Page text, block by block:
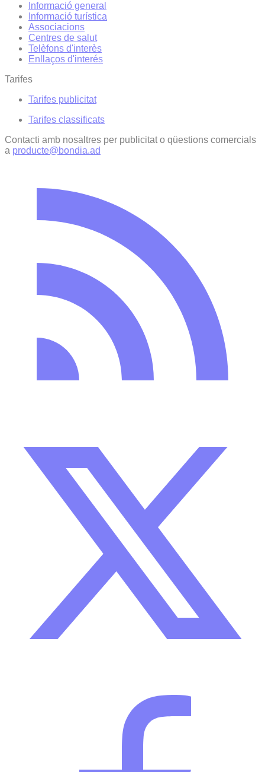
Informació general
Informació turística
Associacions
Centres de salut
Telèfons d'interès
Enllaços d'interés
Tarifes
Tarifes publicitat
Tarifes classificats
Contacti amb nosaltres per publicitat o qüestions comercials
a producte@bondia.ad